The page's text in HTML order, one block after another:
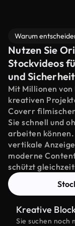
Warum
Nutzen Sie
Stockvideos
und
Mit Millionen
kreativen
Coverr
Sie schnell und
arbeiten
vertikale
moderne
schützt
Kreative
Sie suchen